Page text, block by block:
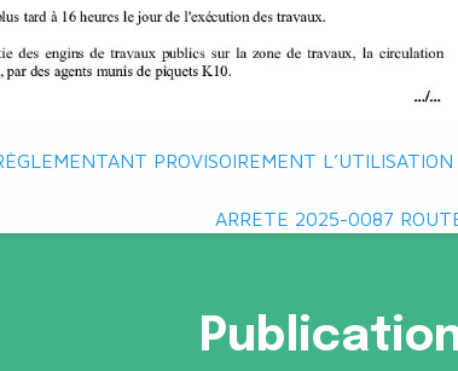
PROVISOIREMENT L’UTILISATION
ARRETE 2025-0087